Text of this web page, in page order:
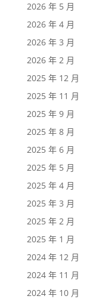
2026 年 5 月
2026 年 4 月
2026 年 3 月
2026 年 2 月
2025 年 12 月
2025 年 11 月
2025 年 9 月
2025 年 8 月
2025 年 6 月
2025 年 5 月
2025 年 4 月
2025 年 3 月
2025 年 2 月
2025 年 1 月
2024 年 12 月
2024 年 11 月
2024 年 10 月